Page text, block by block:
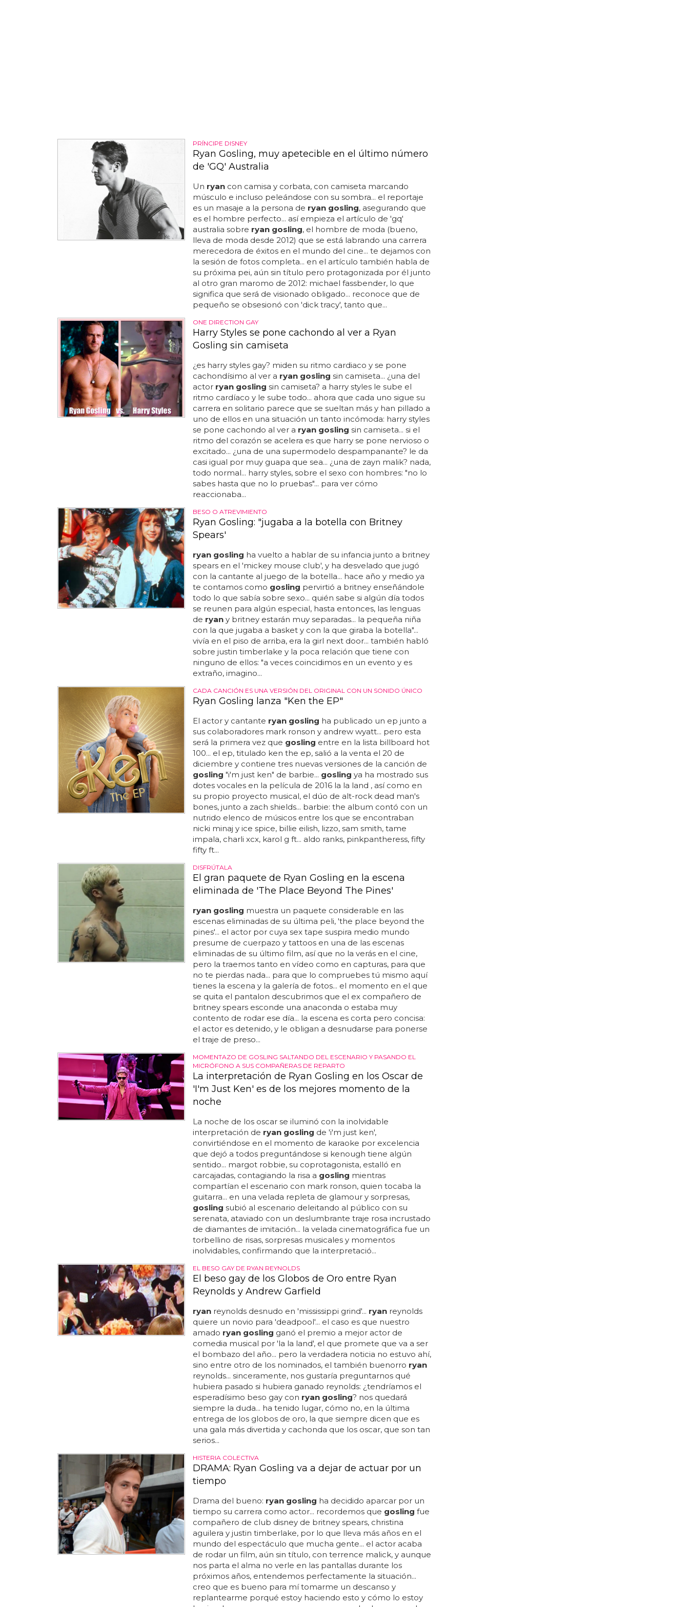
PRÍNCIPE DISNEY
Ryan Gosling, muy apetecible en el último número
de 'GQ' Australia
Un ryancon camisa y corbata, con camiseta marcando
músculo e incluso peleándose con su sombra... el reportaje
es un masaje a la persona de ryan gosling, asegurando que
es el hombre perfecto... así empieza el artículo de 'gq'
australia sobre ryan gosling, el hombre de moda (bueno,
lleva de moda desde 2012) que se está labrando una carrera
merecedora de éxitos en el mundo del cine... te dejamos con
la sesión de fotos completa... en el artículo también habla de
su próxima pei, aún sin título pero protagonizada por él junto
al otro gran maromo de 2012: michael fassbender, lo que
significa que será de visionado obligado... reconoce que de
pequeño se obsesionó con 'dick tracy', tanto que...
ONE DIRECTION GAY
Harry Styles se pone cachondo al ver a Ryan
Gosling sin camiseta
¿es harry styles gay? miden su ritmo cardiaco y se pone
cachondísimo al ver a ryan gosling sin camiseta... ¿una del
actor ryan gosling sin camiseta? a harry styles le sube el
ritmo cardíaco y le sube todo... ahora que cada uno sigue su
carrera en solitario parece que se sueltan más y han pillado a
uno de ellos en una situación un tanto incómoda: harry styles
se pone cachondo al ver a ryan gosling sin camiseta... si el
ritmo del corazón se acelera es que harry se pone nervioso o
excitado... ¿una de una supermodelo despampanante? le da
casi igual por muy guapa que sea... ¿una de zayn malik? nada,
todo normal... harry styles, sobre el sexo con hombres: "no lo
sabes hasta que no lo pruebas"... para ver cómo
reaccionaba...
BESO O ATREVIMIENTO
Ryan Gosling: "jugaba a la botella con Britney
Spears'
ryan gosling ha vuelto a hablar de su infancia junto a britney
spears en el 'mickey mouse club', y ha desvelado que jugó
con la cantante al juego de la botella... hace año y medio ya
te contamos como gosling pervirtió a britney enseñándole
todo lo que sabía sobre sexo... quién sabe si algún día todos
se reunen para algún especial, hasta entonces, las lenguas
de ryany britney estarán muy separadas... la pequeña niña
con la que jugaba a basket y con la que giraba la botella"...
vivía en el piso de arriba, era la girl next door... también habló
sobre justin timberlake y la poca relación que tiene con
ninguno de ellos: "a veces coincidimos en un evento y es
extraño, imagino...
CADA CANCIÓN ES UNA VERSIÓN DEL ORIGINAL CON UN SONIDO ÚNICO
Ryan Gosling lanza "Ken the EP"
El actor y cantante ryan gosling ha publicado un ep junto a
sus colaboradores mark ronson y andrew wyatt... pero esta
será la primera vez que gosling entre en la lista billboard hot
100... el ep, titulado ken the ep, salió a la venta el 20 de
diciembre y contiene tres nuevas versiones de la canción de
gosling "i'm just ken" de barbie... gosling ya ha mostrado sus
dotes vocales en la película de 2016 la la land , así como en
su propio proyecto musical, el dúo de alt-rock dead man's
bones, junto a zach shields... barbie: the album contó con un
nutrido elenco de músicos entre los que se encontraban
nicki minaj y ice spice, billie eilish, lizzo, sam smith, tame
impala, charli xcx, karol g ft... aldo ranks, pinkpantheress, fifty
fifty ft...
DISFRÚTALA
El gran paquete de Ryan Gosling en la escena
eliminada de 'The Place Beyond The Pines'
ryan gosling muestra un paquete considerable en las
escenas eliminadas de su última peli, 'the place beyond the
pines'... el actor por cuya sex tape suspira medio mundo
presume de cuerpazo y tattoos en una de las escenas
eliminadas de su último film, así que no la verás en el cine,
pero la traemos tanto en vídeo como en capturas, para que
no te pierdas nada... para que lo compruebes tú mismo aquí
tienes la escena y la galería de fotos... el momento en el que
se quita el pantalon descubrimos que el ex compañero de
britney spears esconde una anaconda o estaba muy
contento de rodar ese día... la escena es corta pero concisa:
el actor es detenido, y le obligan a desnudarse para ponerse
el traje de preso...
MOMENTAZO DE GOSLING SALTANDO DEL ESCENARIO Y PASANDO EL
MICRÓFONO A SUS COMPAÑERAS DE REPARTO
La interpretación de Ryan Gosling en los Oscar de
'I'm Just Ken' es de los mejores momento de la
noche
La noche de los oscar se iluminó con la inolvidable
interpretación de ryan gosling de 'i'm just ken',
convirtiéndose en el momento de karaoke por excelencia
que dejó a todos preguntándose si kenough tiene algún
sentido... margot robbie, su coprotagonista, estalló en
carcajadas, contagiando la risa a gosling mientras
compartían el escenario con mark ronson, quien tocaba la
guitarra... en una velada repleta de glamour y sorpresas,
gosling subió al escenario deleitando al público con su
serenata, ataviado con un deslumbrante traje rosa incrustado
de diamantes de imitación... la velada cinematográfica fue un
torbellino de risas, sorpresas musicales y momentos
inolvidables, confirmando que la interpretació...
EL BESO GAY DE RYAN REYNOLDS
El beso gay de los Globos de Oro entre Ryan
Reynolds y Andrew Garfield
ryanreynolds desnudo en 'mississippi grind'... ryanreynolds
quiere un novio para 'deadpool'... el caso es que nuestro
amado ryan gosling ganó el premio a mejor actor de
comedia musical por 'la la land', el que promete que va a ser
el bombazo del año... pero la verdadera noticia no estuvo ahí,
sino entre otro de los nominados, el también buenorro ryan
reynolds... sinceramente, nos gustaría preguntarnos qué
hubiera pasado si hubiera ganado reynolds: ¿tendríamos el
esperadísimo beso gay con ryan gosling? nos quedará
siempre la duda... ha tenido lugar, cómo no, en la última
entrega de los globos de oro, la que siempre dicen que es
una gala más divertida y cachonda que los oscar, que son tan
serios...
HISTERIA COLECTIVA
DRAMA: Ryan Gosling va a dejar de actuar por un
tiempo
Drama del bueno: ryan gosling ha decidido aparcar por un
tiempo su carrera como actor... recordemos que gosling fue
compañero de club disney de britney spears, christina
aguilera y justin timberlake, por lo que lleva más años en el
mundo del espectáculo que mucha gente... el actor acaba
de rodar un film, aún sin título, con terrence malick, y aunque
nos parta el alma no verle en las pantallas durante los
próximos años, entendemos perfectamente la situación...
creo que es bueno para mí tomarme un descanso y
replantearme porqué estoy haciendo esto y cómo lo estoy